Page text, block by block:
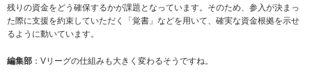
残りの資金をどう確保するかが課題となっています。そのため、参入が決まっ
た際に支援を約束していただく「覚書」などを用いて、確実な資金根拠を示せ
るように動いています。
編集部 ：Vリーグの仕組みも大きく変わるそうですね。